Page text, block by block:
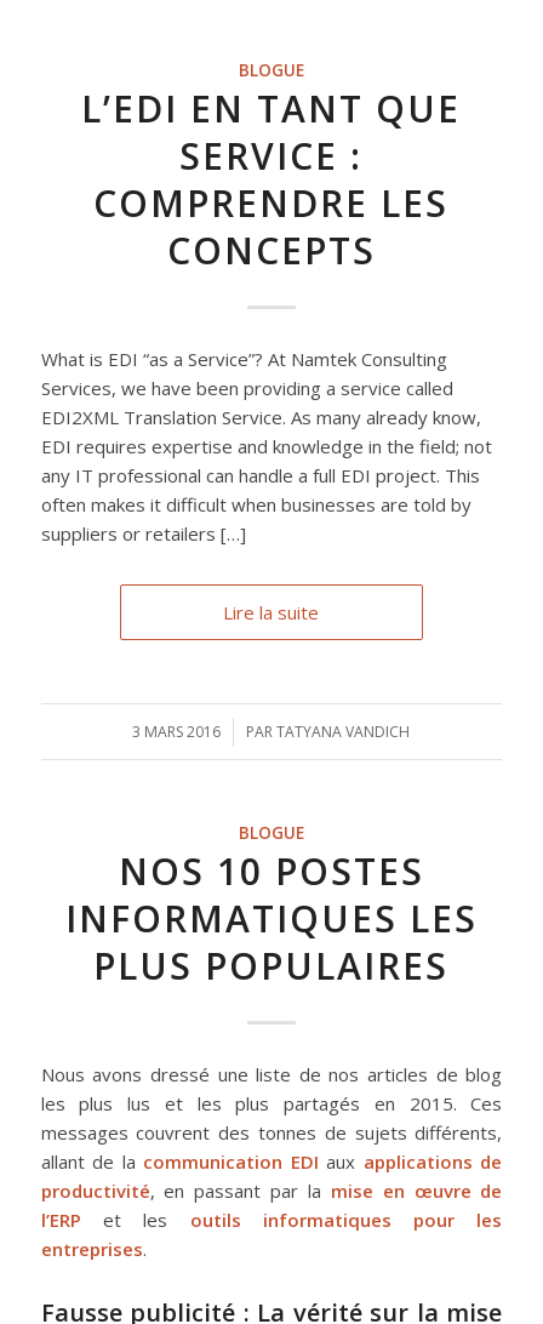
BLOGUE
L’EDI EN TANT QUE
SERVICE :
COMPRENDRE LES
CONCEPTS
What is EDI “as a Service”? At Namtek Consulting
Services, we have been providing a service called
EDI2XML Translation Service. As many already know,
EDI requires expertise and knowledge in the field; not
any IT professional can handle a full EDI project. This
often makes it difficult when businesses are told by
suppliers or retailers […]
Lire la suite
3 MARS 2016
/ PARTATYANA VANDICH
BLOGUE
NOS 10 POSTES
INFORMATIQUES LES
PLUS POPULAIRES
Nous avons dressé une liste de nos articles de blog
les plus lus et les plus partagés en 2015. Ces
messages couvrent des tonnes de sujets différents,
allant de la communication EDI aux applications de
productivité, en passant par la mise en œuvre de
l’ERP et les outils informatiques pour les
entreprises.
Fausse publicité : La vérité sur la mise